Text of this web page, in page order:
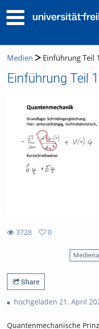
Medien Einführung Teil 1
Einführung Teil 1
3728
0
Share
hochgeladen 21. April
Quantenmechanische